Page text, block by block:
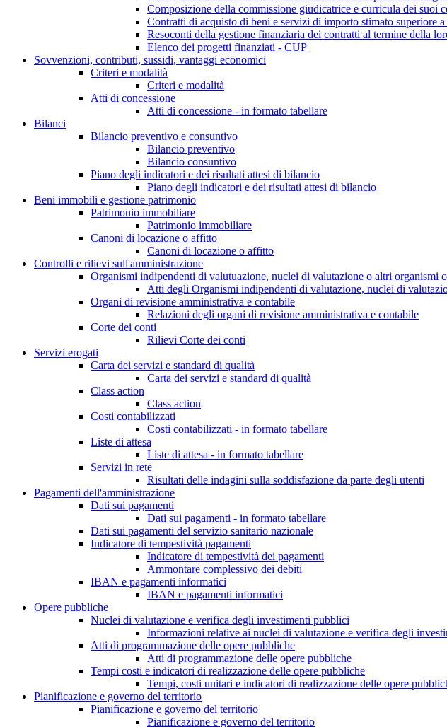
Composizione della commissione giudicatrice e curricula dei suoi
Contratti di acquisto di beni e servizi di importo stimato superiore
Resoconti della gestione finanziaria dei contratti al termine della
Elenco dei progetti finanziati - CUP
Sovvenzioni, contributi, sussidi, vantaggi economici
Criteri e modalità
Criteri e modalità
Atti di concessione
Atti di concessione - in formato tabellare
Bilanci
Bilancio preventivo e consuntivo
Bilancio preventivo
Bilancio consuntivo
Piano degli indicatori e dei risultati attesi di bilancio
Piano degli indicatori e dei risultati attesi di bilancio
Beni immobili e gestione patrimonio
Patrimonio immobiliare
Patrimonio immobiliare
Canoni di locazione o affitto
Canoni di locazione o affitto
Controlli e rilievi sull'amministrazione
Organismi indipendenti di valutuazione, nuclei di valutazione o altri organismi
Atti degli Organismi indipendenti di valutazione, nuclei di
Organi di revisione amministrativa e contabile
Relazioni degli organi di revisione amministrativa e contabile
Corte dei conti
Rilievi Corte dei conti
Servizi erogati
Carta dei servizi e standard di qualità
Carta dei servizi e standard di qualità
Class action
Class action
Costi contabilizzati
Costi contabilizzati - in formato tabellare
Liste di attesa
Liste di attesa - in formato tabellare
Servizi in rete
Risultati delle indagini sulla soddisfazione da parte degli utenti
Pagamenti dell'amministrazione
Dati sui pagamenti
Dati sui pagamenti - in formato tabellare
Dati sui pagamenti del servizio sanitario nazionale
Indicatore di tempestività pagamenti
Indicatore di tempestività dei pagamenti
Ammontare complessivo dei debiti
IBAN e pagamenti informatici
IBAN e pagamenti informatici
Opere pubbliche
Nuclei di valutazione e verifica degli investimenti pubblici
Informazioni relative ai nuclei di valutazione e verifica degli
Atti di programmazione delle opere pubbliche
Atti di programmazione delle opere pubbliche
Tempi costi e indicatori di realizzazione delle opere pubbliche
Tempi, costi unitari e indicatori di realizzazione delle opere
Pianificazione e governo del territorio
Pianificazione e governo del territorio
Pianificazione e governo del territorio